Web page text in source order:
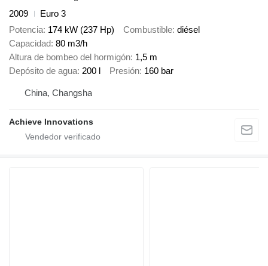
2009
Euro 3
Potencia 174 kW (237 Hp) Combustible diésel
Capacidad 80 m3/h
Altura de bombeo del hormigón 1,5 m
Depósito de agua 200 l Presión 160 bar
China, Changsha
Achieve Innovations